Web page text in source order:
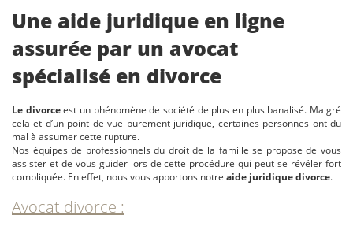
Une aide juridique en ligne
assurée par un avocat
spécialisé en divorce
Le divorceest un phénomène de société de plus en plus banalisé. Malgré
cela et d’un point de vue purement juridique, certaines personnes ont du
mal à assumer cette rupture.
Nos équipes de professionnels du droit de la famille se propose de vous
assister et de vous guider lors de cette procédure qui peut se révéler fort
compliquée. En effet, nous vous apportons notre aide juridique divorce.
Avocat divorce :